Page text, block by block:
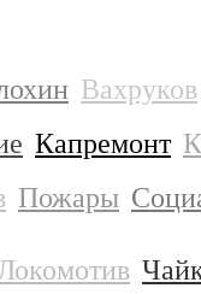
Вахруков
Капремонт
Пожары